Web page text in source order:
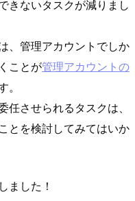
きないタスクが減りまし
、管理アカウントでしか
ことが管理アカウントの
させられるタスクは、
とを検討してみてはいか
ました！